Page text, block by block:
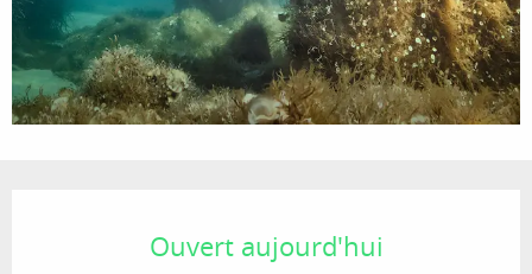
Ouvert aujourd'hui